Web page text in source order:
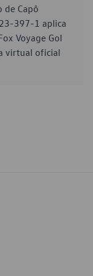
de Capô
397-1 aplica
Voyage Gol
virtual oficial